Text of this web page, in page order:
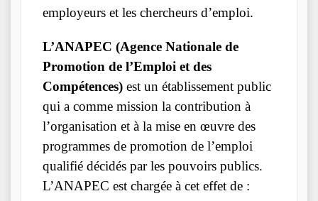
employeurs et les chercheurs d’emploi.
L’ANAPEC (Agence Nationale de
Promotion de l’Emploi et des
Compétences) est un établissement public
qui a comme mission la contribution à
l’organisation et à la mise en œuvre des
programmes de promotion de l’emploi
qualifié décidés par les pouvoirs publics.
L’ANAPEC est chargée à cet effet de :